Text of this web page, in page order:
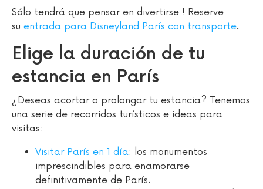
Sólo tendrá que pensar en divertirse ! Reserve
su entrada para Disneyland París con transporte.
Elige la duración de tu
estancia en París
¿Deseas acortar o prolongar tu estancia? Tenemos
una serie de recorridos turísticos e ideas para
visitas:
Visitar París en 1 día: los monumentos
imprescindibles para enamorarse
definitivamente de París.